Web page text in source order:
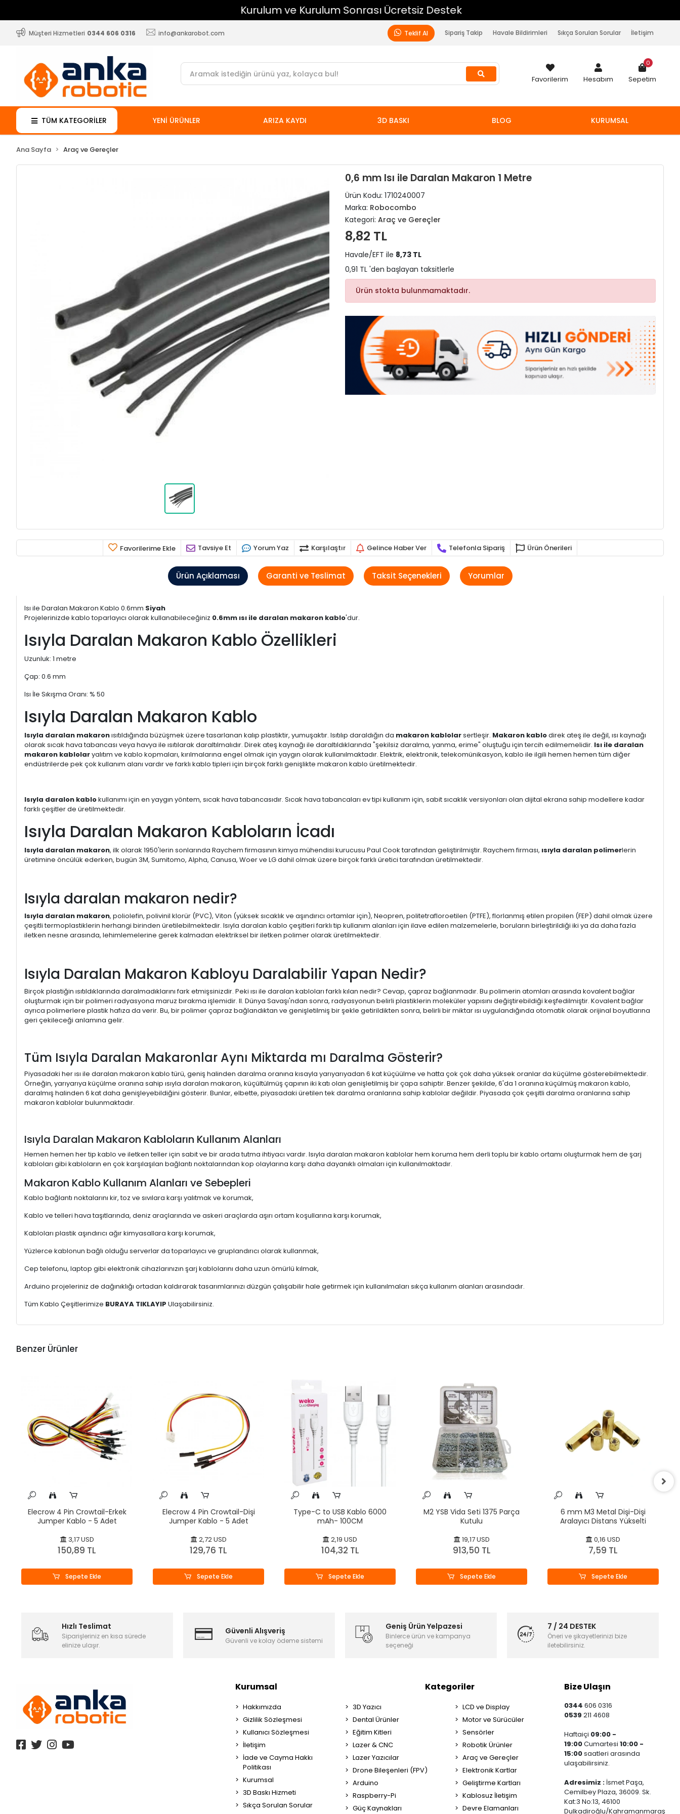
Kurulum ve Kurulum Sonrası Ücretsiz Destek
Müşteri Hizmetleri 0344 606 0316 info@ankarobot.com Teklif Al Sipariş Takip Havale Bildirimleri Sıkça Sorulan Sorular İletişim
Favorilerim Hesabım Sepetim
0
TÜM KATEGORİLER YENİ ÜRÜNLER ARIZA KAYDI 3D BASKI BLOG KURUMSAL
Ana Sayfa Araç ve Gereçler
0,6 mm Isı ile Daralan Makaron 1 Metre
Ürün Kodu: 1710240007
Marka: Robocombo
Kategori: Araç ve Gereçler
8,82 TL
Havale/EFT ile 8,73 TL
0,91 TL 'den başlayan taksitlerle
Ürün stokta bulunmamaktadır.
Favorilerime Ekle Tavsiye Et Yorum Yaz Karşılaştır Gelince Haber Ver Telefonla Sipariş Ürün Önerileri
Ürün Açıklaması Garanti ve Teslimat Taksit Seçenekleri Yorumlar
Isı ile Daralan Makaron Kablo 0.6mm Siyah
Projelerinizde kablo toparlayıcı olarak kullanabileceğiniz 0.6mm ısı ile daralan makaron kablo'dur.
Isıyla Daralan Makaron Kablo Özellikleri
Uzunluk: 1 metre
Çap: 0.6 mm
Isı İle Sıkışma Oranı: % 50
Isıyla Daralan Makaron Kablo
Isıyla daralan makaronısıtıldığında büzüşmek üzere tasarlanan kalıp plastiktir, yumuşaktır. Isıtılıp daraldığın da makaron kablolarsertleşir. Makaron kablodirek ateş ile değil, ısı kaynağı
olarak sıcak hava tabancası veya havya ile ısıtılarak daraltılmalıdır. Direk ateş kaynağı ile daraltıldıklarında "şekilsiz daralma, yanma, erime" oluştuğu için tercih edilmemelidir. Isı ile daralan
makaron kablolaryalıtım ve kablo kopmaları, kırılmalarına engel olmak için yaygın olarak kullanılmaktadır. Elektrik, elektronik, telekomünikasyon, kablo ile ilgili hemen hemen tüm diğer
endüstrilerde pek çok kullanım alanı vardır ve farklı kablo tipleri için birçok farklı genişlikte makaron kablo üretilmektedir.
Isıyla daralon kablokullanımı için en yaygın yöntem, sıcak hava tabancasıdır. Sıcak hava tabancaları ev tipi kullanım için, sabit sıcaklık versiyonları olan dijital ekrana sahip modellere kadar
farklı çeşitler de üretilmektedir.
Isıyla Daralan Makaron Kabloların İcadı
Isıyla daralan makaron, ilk olarak 1950'lerin sonlarında Raychem firmasının kimya mühendisi kurucusu Paul Cook tarafından geliştirilmiştir. Raychem firması, ısıyla daralan polimerlerin
üretimine öncülük ederken, bugün 3M, Sumitomo, Alpha, Canusa, Woer ve LG dahil olmak üzere birçok farklı üretici tarafından üretilmektedir.
Isıyla daralan makaron nedir?
Isıyla daralan makaron, poliolefin, polivinil klorür (PVC), Viton (yüksek sıcaklık ve aşındırıcı ortamlar için), Neopren, politetrafloroetilen (PTFE), florlanmış etilen propilen (FEP) dahil olmak üzere
çeşitli termoplastiklerin herhangi birinden üretilebilmektedir. Isıyla daralan kablo çeşitleri farklı tip kullanım alanları için ilave edilen malzemelerle, boruların birleştirildiği iki ya da daha fazla
iletken nesne arasında, lehimlemelerine gerek kalmadan elektriksel bir iletken polimer olarak üretilmektedir.
Isıyla Daralan Makaron Kabloyu Daralabilir Yapan Nedir?
Birçok plastiğin ısıtıldıklarında daralmadıklarını fark etmişsinizdir. Peki ısı ile daralan kabloları farklı kılan nedir? Cevap, çapraz bağlanmadır. Bu polimerin atomları arasında kovalent bağlar
oluşturmak için bir polimeri radyasyona maruz bırakma işlemidir. II. Dünya Savaşı'ndan sonra, radyasyonun belirli plastiklerin moleküler yapısını değiştirebildiği keşfedilmiştir. Kovalent bağlar
ayrıca polimerlere plastik hafıza da verir. Bu, bir polimer çapraz bağlandıktan ve genişletilmiş bir şekle getirildikten sonra, belirli bir miktar ısı uygulandığında otomatik olarak orijinal boyutlarına
geri çekileceği anlamına gelir.
Tüm Isıyla Daralan Makaronlar Aynı Miktarda mı Daralma Gösterir?
Piyasadaki her ısı ile daralan makaron kablo türü, geniş halinden daralma oranına kısayla yarıyarıyadan 6 kat küçüülme ve hatta çok çok daha yüksek oranlar da küçülme gösterebilmektedir.
Örneğin, yarıyarıya küçülme oranına sahip ısıyla daralan makaron, küçültülmüş çapının iki katı olan genişletilmiş bir çapa sahiptir. Benzer şekilde, 6'da 1 oranına küçülmüş makaron kablo,
daralmış halinden 6 kat daha genişleyebildiğini gösterir. Bunlar, elbette, piyasadaki üretilen tek daralma oranlarına sahip kablolar değildir. Piyasada çok çeşitli daralma oranlarına sahip
makaron kablolar bulunmaktadır.
Isıyla Daralan Makaron Kabloların Kullanım Alanları
Hemen hemen her tip kablo ve iletken teller için sabit ve bir arada tutma ihtiyacı vardır. Isıyla daralan makaron kablolar hem koruma hem derli toplu bir kablo ortamı oluşturmak hem de şarj
kabloları gibi kabloların en çok karşılaşılan bağlantı noktalarından kop olaylarına karşı daha dayanıklı olmaları için kullanılmaktadır.
Makaron Kablo Kullanım Alanları ve Sebepleri
Kablo bağlantı noktalarını kir, toz ve sıvılara karşı yalıtmak ve korumak,
Kablo ve telleri hava taşıtlarında, deniz araçlarında ve askeri araçlarda aşırı ortam koşullarına karşı korumak,
Kabloları plastik aşındırıcı ağır kimyasallara karşı korumak,
Yüzlerce kablonun bağlı olduğu serverlar da toparlayıcı ve gruplandırıcı olarak kullanmak,
Cep telefonu, laptop gibi elektronik cihazlarınızın şarj kablolarını daha uzun ömürlü kılmak,
Arduino projeleriniz de dağınıklığı ortadan kaldırarak tasarımlarınızı düzgün çalışabilir hale getirmek için kullanılmaları sıkça kullanım alanları arasındadır.
Tüm Kablo Çeşitlerimize BURAYA TIKLAYIP Ulaşabilirsiniz.
Benzer Ürünler
Elecrow 4 Pin Crowtail-Erkek
Jumper Kablo - 5 Adet
3,17 USD
150,89 TL
Sepete Ekle
Elecrow 4 Pin Crowtail-Dişi
Jumper Kablo - 5 Adet
2,72 USD
129,76 TL
Sepete Ekle
Type-C to USB Kablo 6000
mAh- 100CM
2,19 USD
104,32 TL
Sepete Ekle
M2 YSB Vida Seti 1375 Parça
Kutulu
19,17 USD
913,50 TL
Sepete Ekle
6 mm M3 Metal Dişi-Dişi
Aralayıcı Distans Yükselti
0,16 USD
7,59 TL
Sepete Ekle
Hızlı Teslimat
Siparişleriniz en kısa sürede
elinize ulaşır.
Güvenli Alışveriş
Güvenli ve kolay ödeme sistemi
Geniş Ürün Yelpazesi
Binlerce ürün ve kampanya
seçeneği
7 / 24 DESTEK
Öneri ve şikayetlerinizi bize
iletebilirsiniz.
Kurumsal
Hakkımızda
Gizlilik Sözleşmesi
Kullanıcı Sözleşmesi
İletişim
İade ve Cayma Hakkı
Politikası
Kurumsal
3D Baskı Hizmeti
Sıkça Sorulan Sorular
Kategoriler
3D Yazıcı
Dental Ürünler
Eğitim Kitleri
Lazer & CNC
Lazer Yazıcılar
Drone Bileşenleri (FPV)
Arduino
Raspberry-Pi
Güç Kaynakları
LCD ve Display
Motor ve Sürücüler
Sensörler
Robotik Ürünler
Araç ve Gereçler
Elektronik Kartlar
Geliştirme Kartları
Kablosuz İletişim
Devre Elamanları
Bize Ulaşın
0344606 0316
0539211 4608
Haftaiçi 09:00 -
19:00Cumartesi10:00 -
15:00saatleri arasında
ulaşabilirsiniz.
Adresimiz : İsmet Paşa,
Cemilbey Plaza, 36009. Sk.
Kat:3 No:13, 46100
Dulkadiroğlu/Kahramanmaraş